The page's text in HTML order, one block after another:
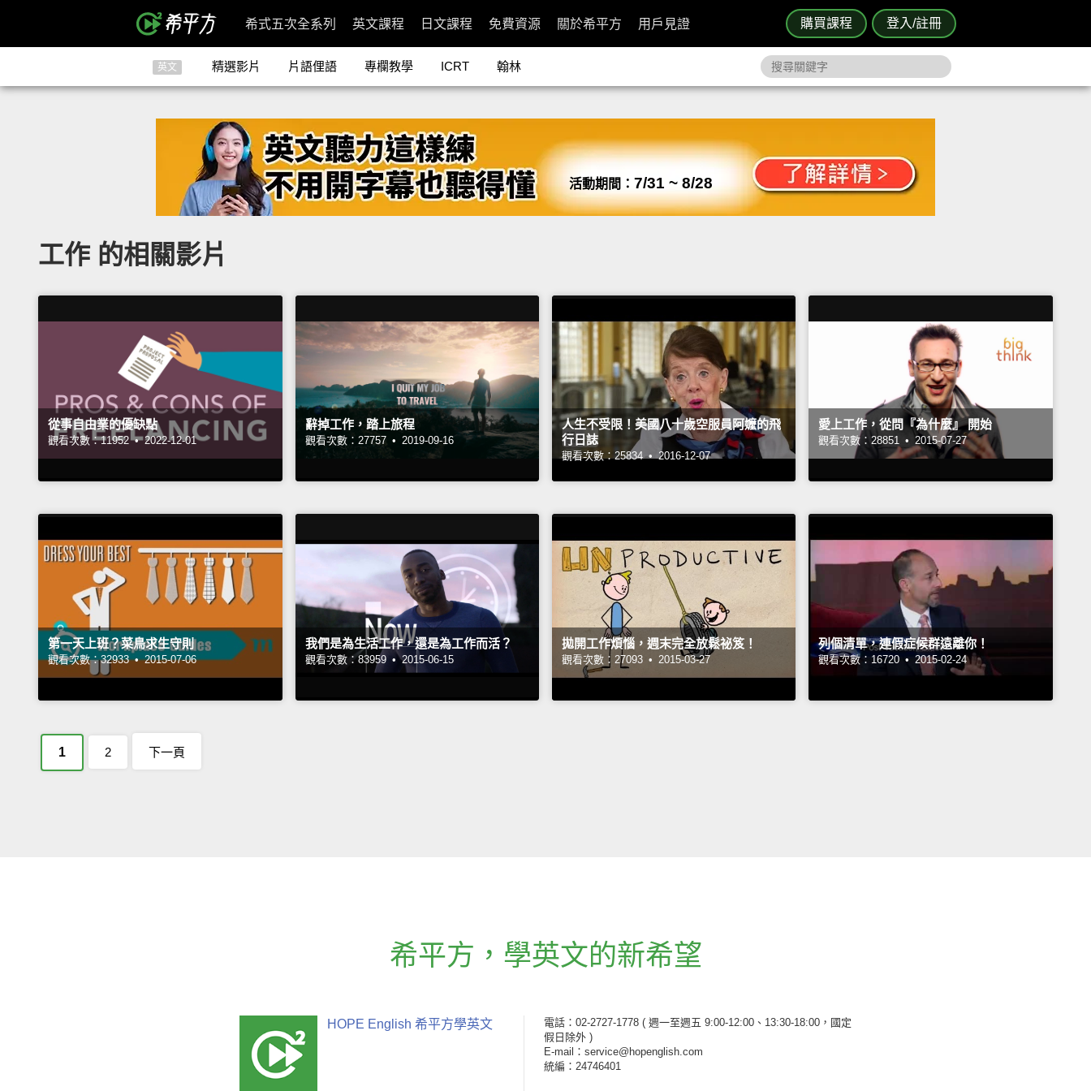
購買課程 登入/註冊
希式五次全系列 英文課程 日文課程 免費資源 關於希平方 用戶見證
英文 精選影片 片語俚語 專欄教學 ICRT 翰林
活動期間： 7/31 ~ 8/28
工作 的相關影片
從事自由業的優缺點
觀看次數：11952 • 2022-12-01
辭掉工作，踏上旅程
觀看次數：27757 • 2019-09-16
人生不受限！美國八十歲空服員阿嬤的飛
行日誌
觀看次數：25834 • 2016-12-07
愛上工作，從問『為什麼』 開始
觀看次數：28851 • 2015-07-27
第一天上班？菜鳥求生守則
觀看次數：32933 • 2015-07-06
我們是為生活工作，還是為工作而活？
觀看次數：83959 • 2015-06-15
拋開工作煩惱，週末完全放鬆祕笈！
觀看次數：27093 • 2015-03-27
列個清單，連假症候群遠離你！
觀看次數：16720 • 2015-02-24
1 2 下一頁
希平方 ， 學英文的新希望
HOPE English 希平方學英文 電話：02-2727-1778 ( 週一至週五 9:00-12:00、13:30-18:00，國定
假日除外 )
E-mail：service@hopenglish.com
統編：24746401